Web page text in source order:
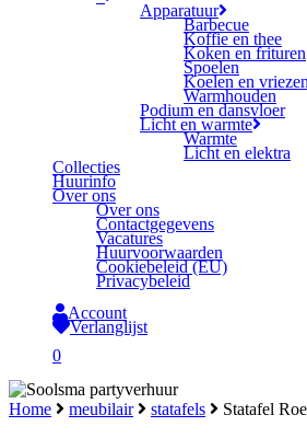
Apparatuur
Barbecue
Koffie en thee
Koken en frituren
Spoelen
Koelen en vriezen
Warmhouden
Podium en dansvloer
Licht en warmte
Warmte
Licht en elektra
Collecties
Huurinfo
Over ons
Over ons
Contactgegevens
Vacatures
Huurvoorwaarden
Cookiebeleid (EU)
Privacybeleid
Account
Verlanglijst
search
0
Close
Home meubilair statafels Statafel